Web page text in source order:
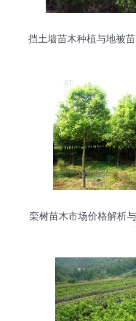
挡土墙苗木种植与地被
栾树苗木市场价格解析